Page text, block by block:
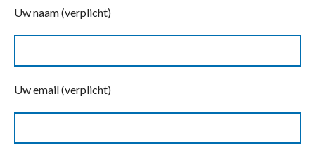
Uw naam (verplicht)
Uw email (verplicht)